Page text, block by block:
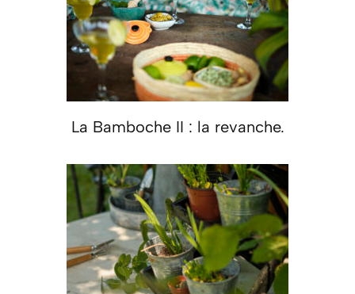
La Bamboche II : la revanche.